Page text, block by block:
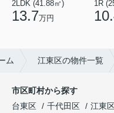
2LDK (41.88㎡)
13.7万円
1R
ム 江東区の物件一覧
市区町村から探す
台東区
千代田区 江東